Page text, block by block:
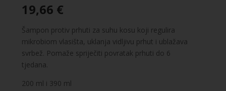
19,66 €
Šampon protiv prhuti za suhu kosu koji regulira
mikrobiom vlasišta, uklanja vidljivu prhut i ublažava
svrbež. Pomaže spriječiti povratak prhuti do 6
tjedana.
200 ml i 390 ml